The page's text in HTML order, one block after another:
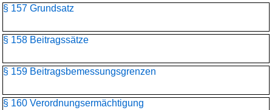
§ 157 Grundsatz
§ 158 Beitragssätze
§ 159 Beitragsbemessungsgrenzen
§ 160 Verordnungsermächtigung